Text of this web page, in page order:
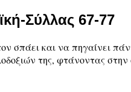
Σύλλας 67-77
σπάει και να πηγαίνει
της, φτάνοντας